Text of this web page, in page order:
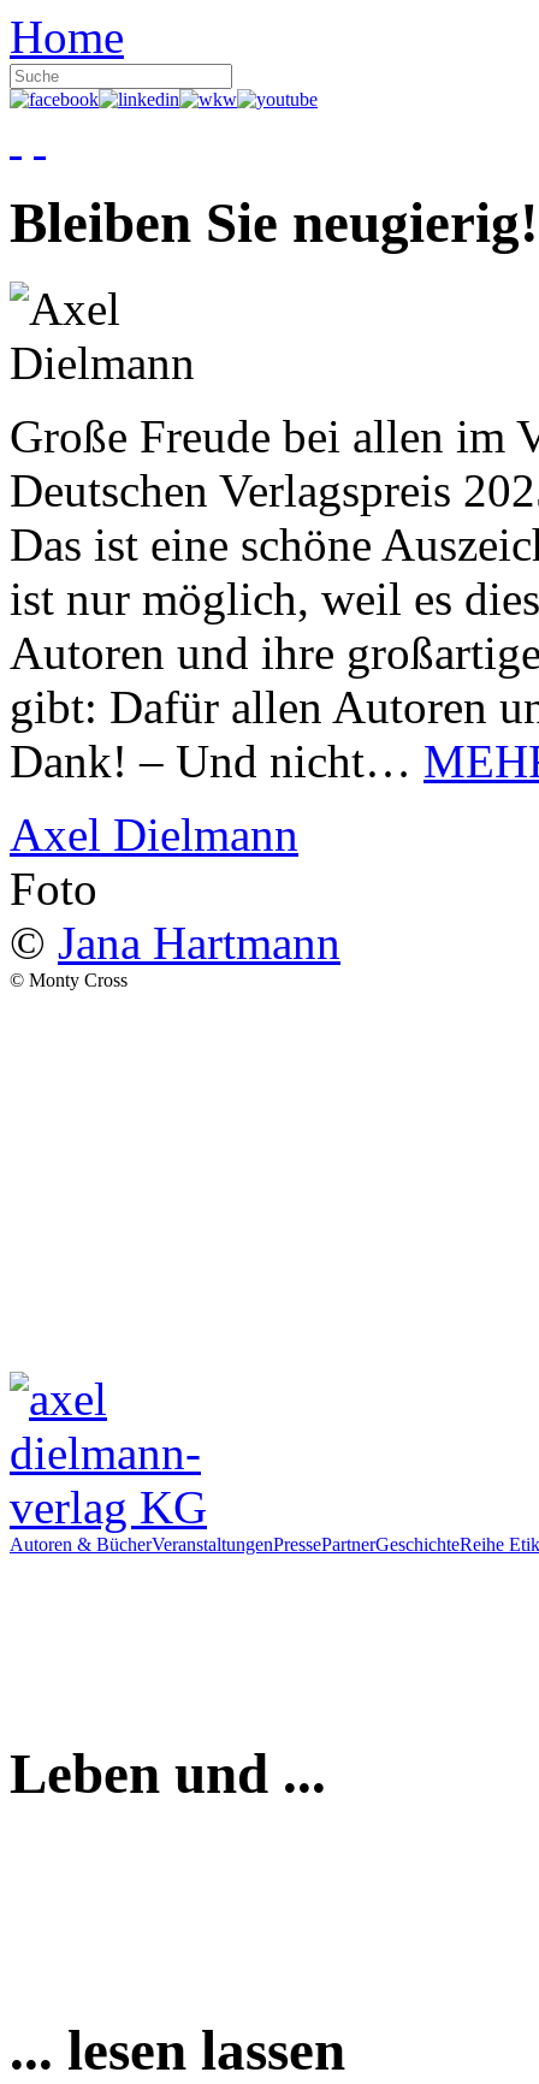
Home
Bleiben Sie neugierig!
Große Freude bei allen im
Deutschen Verlagspreis
Das ist eine schöne
ist nur möglich, weil es
Autoren und ihre
gibt: Dafür allen Autoren
Dank! – Und nicht…
Axel Dielmann
Foto
© Jana Hartmann
© Monty Cross
Autoren & BücherVeranstaltungenPressePartnerGeschichteReihe
Leben und ...
... lesen lassen